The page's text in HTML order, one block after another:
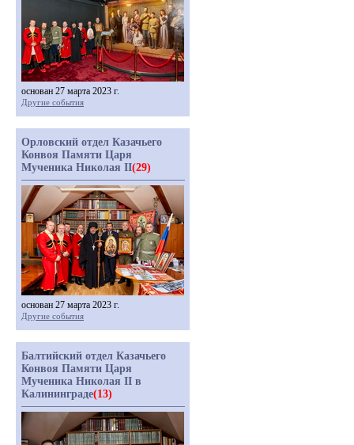
основан 27 марта 2023 г.
Другие события
Орловский отдел Казачьего
Конвоя Памяти Царя
Мученика Николая II(29)
основан 27 марта 2023 г.
Другие события
Балтийский отдел Казачьего
Конвоя Памяти Царя
Мученика Николая II в
Калининграде(13)